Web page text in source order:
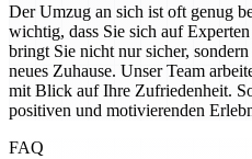
Der Umzug an sich ist oft genug
wichtig, dass Sie sich auf
bringt Sie nicht nur sicher,
neues Zuhause. Unser Team
mit Blick auf Ihre Zufriedenheit.
positiven und motivierenden
FAQ